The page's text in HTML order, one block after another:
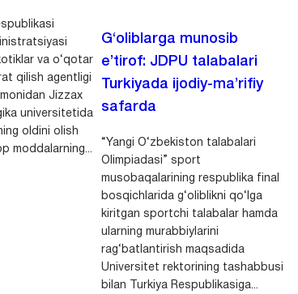
va o‘qotar
qilish agentligi
Jizzax
universitetida
oldini olish
moddalarning...
G‘oliblarga munosib
e’tirof: JDPU talabalari
Turkiyada ijodiy-ma’rifiy
safarda
“Yangi O‘zbekiston talabalari
Olimpiadasi” sport
musobaqalarining respublika final
bosqichlarida g‘oliblikni qo‘lga
kiritgan sportchi talabalar hamda
ularning murabbiylarini
rag‘batlantirish maqsadida
Universitet rektorining tashabbusi
bilan Turkiya Respublikasiga...